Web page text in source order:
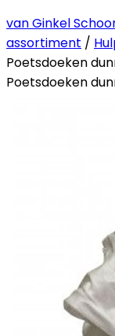
van Ginkel
assortiment /
Poetsdoeken
Poetsdoeken